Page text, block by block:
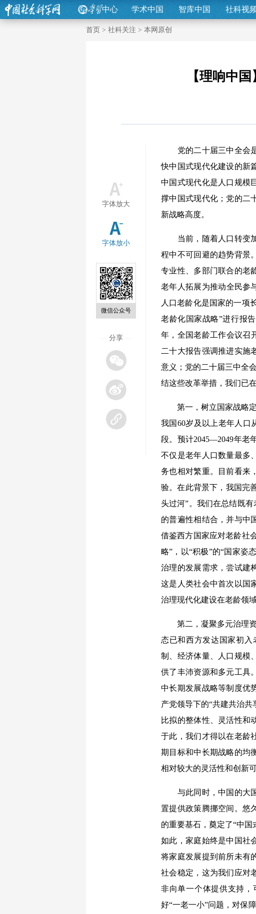
中心 学术中国 智库中国 社科视
首页 > 社科关注 > 本网原创
【理响中
字体放大
字体放小
微信公众号
分享
党的二十届三中全会是
快中国式现代化建设的新
中国式现代化是人口规模
撑中国式现代化；党的二
新战略高度。
当前，随着人口转变加
程中不可回避的趋势背景
专业性、多部门联合的老
老年人拓展为推动全民参
人口老龄化是国家的一项
老龄化国家战略”进行报
年，全国老龄工作会议召
二十大报告强调推进实施
意义；党的二十届三中全
结这些改革举措，我们已
第一，树立国家战略定
我国60岁及以上老年人口
段。预计2045—2049年老
不仅是老年人口数量最多
务也相对繁重。目前看来
验。在此背景下，我国完
头过河”。我们在总结既
的普遍性相结合，并与中
借鉴西方国家应对老龄社
略”，以“积极”的“国家姿
治理的发展需求，尝试建
这是人类社会中首次以国
治理现代化建设在老龄领
第二，凝聚多元治理资
态已和西方发达国家初
制、经济体量、人口规模
供了丰沛资源和多元工具
中长期发展战略等制度优
产党领导下的“共建共治
比拟的整体性、灵活性和
于此，我们才得以在老龄
期目标和中长期战略的均
相对较大的灵活性和创新
与此同时，中国的大国
置提供政策腾挪空间。悠
的重要基石，奠定了“中
如此，家庭始终是中国社
将家庭发展提到前所未有
社会稳定，这为我们应对
非向单一个体提供支持，
好“一老一小”问题，对保